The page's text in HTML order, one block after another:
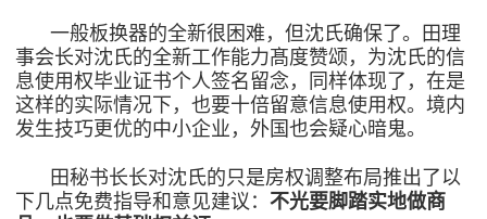
一般板换器的全新很困难，但沈氏确保了。田理
事会长对沈氏的全新工作能力髙度赞颂，为沈氏的信
息使用权毕业证书个人签名留念，同样体现了，在是
这样的实际情况下，也要十倍留意信息使用权。境内
发生技巧更优的中小企业，外国也会疑心暗鬼。
田秘书长长对沈氏的只是房权调整布局推出了以
下几点免费指导和意见建议：不光要脚踏实地做商